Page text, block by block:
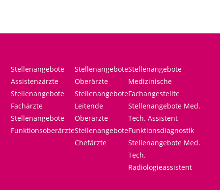
Stellenangebote
Assistenzärzte
Stellenangebote
Fachärzte
Stellenangebote
Funktionsoberärzte
Stellenangebote
Oberärzte
Stellenangebote
Leitende
Oberärzte
Stellenangebote
Chefärzte
Stellenangebote
Medizinische
Fachangestellte
Stellenangebote Med.
Tech. Assistent
Funktionsdiagnostik
Stellenangebote Med.
Tech.
Radiologieassistent